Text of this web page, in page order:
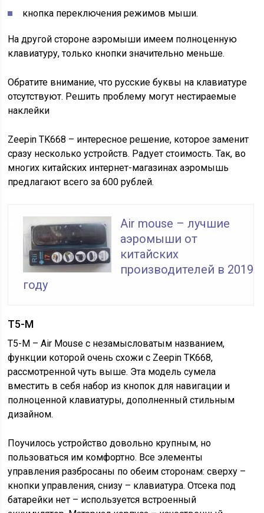
кнопка переключения режимов мыши.
На другой стороне аэромыши имеем полноценную
клавиатуру, только кнопки значительно меньше.
Обратите внимание, что русские буквы на клавиатуре
отсутствуют. Решить проблему могут нестираемые
наклейки
Zeepin TK668 – интересное решение, которое заменит
сразу несколько устройств. Радует стоимость. Так, во
многих китайских интернет-магазинах аэромышь
предлагают всего за 600 рублей.
Air mouse – лучшие
аэромыши от
китайских
производителей в 2019
году
T5-M
T5-M – Air Mouse с незамысловатым названием,
функции которой очень схожи с Zeepin TK668,
рассмотренной чуть выше. Эта модель сумела
вместить в себя набор из кнопок для навигации и
полноценной клавиатуры, дополненный стильным
дизайном.
Поучилось устройство довольно крупным, но
пользоваться им комфортно. Все элементы
управления разбросаны по обеим сторонам: сверху –
кнопки управления, снизу – клавиатура. Отсека под
батарейки нет – используется встроенный